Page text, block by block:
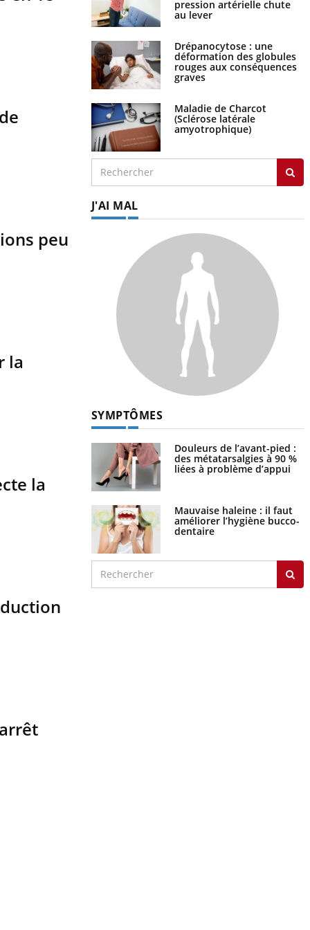
peu
la
la
pression artérielle chute
au lever
Drépanocytose : une
déformation des globules
rouges aux conséquences
graves
Maladie de Charcot
(Sclérose latérale
amyotrophique)
J'AI MAL
SYMPTÔMES
Douleurs de l’avant-pied :
des métatarsalgies à 90 %
liées à problème d’appui
Mauvaise haleine : il faut
améliorer l’hygiène bucco-
dentaire